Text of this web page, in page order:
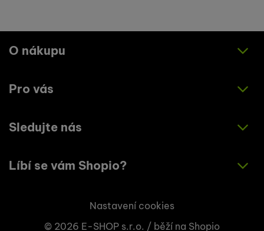
O nákupu
Jak nakupovat
Zásady ochrany osobních údajů
Pro vás
O nás
Sledujte nás
Instagram
Líbí se vám Shopio?
+420 773 033 003
Nastavení cookies
© 2026 E-SHOP s.r.o. / běží na Shopio